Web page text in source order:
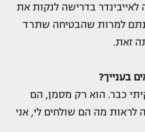
לאייבינדר בדרישה לנקות את
למרות שהבטיחה שתרד
זאת.
בענייך?
כבר. הוא רק מסמן, הם
לראות מה הם שולחים לי, אני